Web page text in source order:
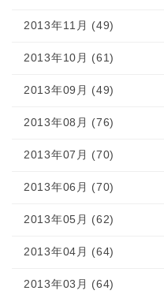
2013年11月 (49)
2013年10月 (61)
2013年09月 (49)
2013年08月 (76)
2013年07月 (70)
2013年06月 (70)
2013年05月 (62)
2013年04月 (64)
2013年03月 (64)